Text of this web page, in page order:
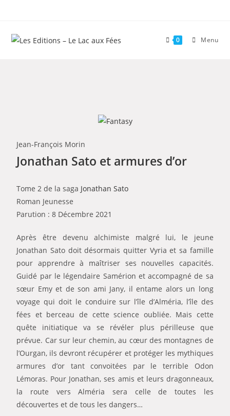
0 Menu
Jean-François Morin
Jonathan Sato et armures d’or
Tome 2 de la saga Jonathan Sato
Roman Jeunesse
Parution : 8 Décembre 2021
Après être devenu alchimiste malgré lui, le jeune
Jonathan Sato doit désormais quitter Vyria et sa famille
pour apprendre à maîtriser ses nouvelles capacités.
Guidé par le légendaire Samérion et accompagné de sa
sœur Emy et de son ami Jany, il entame alors un long
voyage qui doit le conduire sur l’île d’Alméria, l’île des
fées et berceau de cette science oubliée. Mais cette
quête initiatique va se révéler plus périlleuse que
prévue. Car sur leur chemin, au cœur des montagnes de
l’Ourgan, ils devront récupérer et protéger les mythiques
armures d’or tant convoitées par le terrible Odon
Lémoras. Pour Jonathan, ses amis et leurs dragonneaux,
la route vers Alméria sera celle de toutes les
découvertes et de tous les dangers…